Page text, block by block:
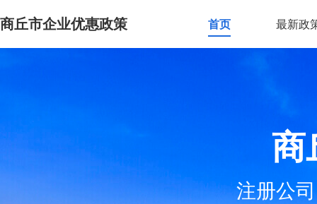
商丘市企业优惠政策 首页 最新政
商
注册公